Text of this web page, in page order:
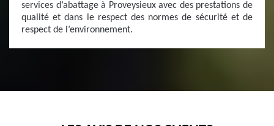
services d’abattage à Proveysieux avec des prestations de
qualité et dans le respect des normes de sécurité et de
respect de l’environnement.